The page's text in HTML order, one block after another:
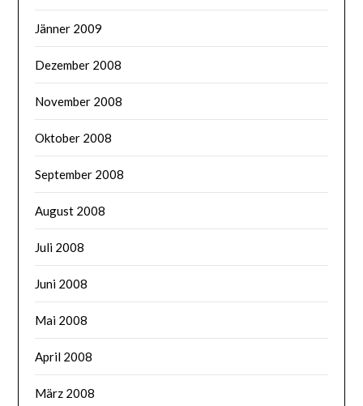
Jänner 2009
Dezember 2008
November 2008
Oktober 2008
September 2008
August 2008
Juli 2008
Juni 2008
Mai 2008
April 2008
März 2008